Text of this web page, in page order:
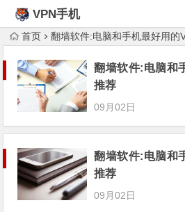
VPN手机
首页 翻墙软件:电脑和手机最好用的
翻墙软件:电脑和
推荐
09月02日
翻墙软件:电脑和
推荐
09月02日